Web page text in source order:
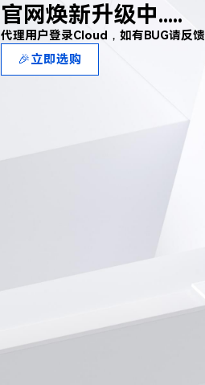
官网焕新升级中.....
代理用户登录Cloud，如有BUG请反馈
🎉立即选购